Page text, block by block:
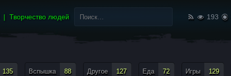
Творчество людей
Найти:
193
135 Вспышка 88 Другое 127 Еда 72 Игры 129